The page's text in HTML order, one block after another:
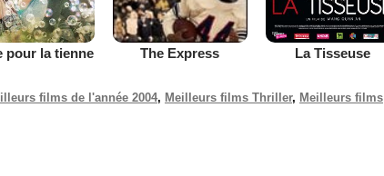
pour la tienne The Express La Tisseuse
films de l'année 2004, Meilleurs films Thriller, Meilleurs films